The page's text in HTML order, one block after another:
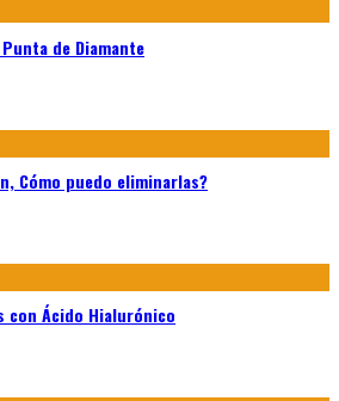
de Diamante
Cómo puedo eliminarlas?
con Ácido Hialurónico